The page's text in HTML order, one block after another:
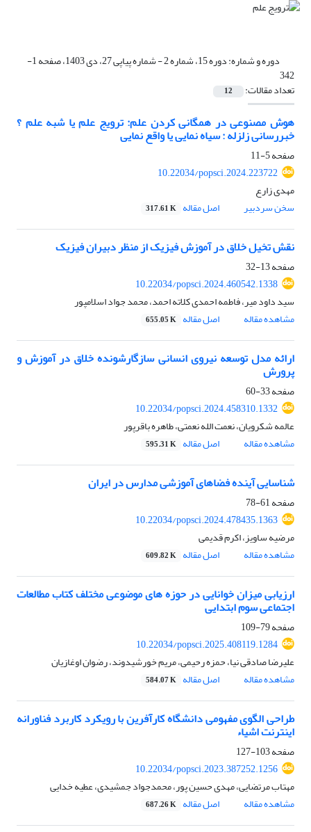
دوره و شماره: دوره 15، شماره 2 - شماره پیاپی 27، دی 1403، صفحه 1-
342
تعداد مقالات: 12
هوش مصنوعی در همگانی کردن علم: ترویج علم یا شبه علم ؟
خبررسانی زلزله : سیاه نمایی یا واقع نمایی
صفحه5-11
10.22034/popsci.2024.223722
مهدی زارع
سخن سردبیر
اصل مقاله 317.61 K
نقش تخیل خلاق در آموزش فیزیک از منظر دبیران فیزیک
صفحه13-32
10.22034/popsci.2024.460542.1338
سید داود میر، فاطمه احمدی کلاته احمد، محمد جواد اسلامپور
مشاهده مقاله
اصل مقاله 655.05 K
ارائه مدل توسعه نیروی انسانی سازگارشونده خلاق در آموزش و
پرورش
صفحه33-60
10.22034/popsci.2024.458310.1332
عالمه شکرویان، نعمت الله نعمتی، طاهره باقرپور
مشاهده مقاله
اصل مقاله 595.31 K
شناسایی آینده فضاهای آموزشی مدارس در ایران
صفحه61-78
10.22034/popsci.2024.478435.1363
مرضیه ساویز، اکرم قدیمی
مشاهده مقاله
اصل مقاله 609.82 K
ارزیابی میزان خوانایی در حوزه های موضوعی مختلف کتاب مطالعات
اجتماعی سوم ابتدایی
صفحه79-109
10.22034/popsci.2025.408119.1284
علیرضا صادقی نیا، حمزه رحیمی، مریم خورشیدوند، رضوان اوغازیان
مشاهده مقاله
اصل مقاله 584.07 K
طراحی الگوی مفهومی دانشگاه کارآفرین با رویکرد کاربرد فناورانه
اینترنت اشیاء
صفحه103-127
10.22034/popsci.2023.387252.1256
مهتاب مرتضایی، مهدی حسین پور، محمدجواد جمشیدی، عطیه خدایی
مشاهده مقاله
اصل مقاله 687.26 K